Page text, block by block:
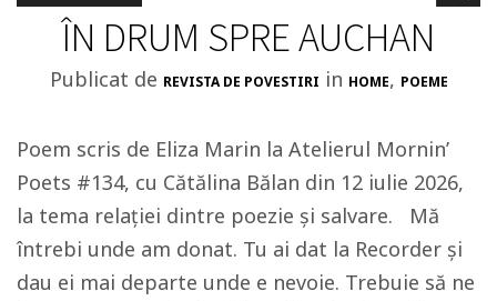
ÎN DRUM SPRE AUCHAN
Publicat de REVISTA DE POVESTIRI in HOME, POEME
Poem scris de Eliza Marin la Atelierul Mornin’
Poets #134, cu Cătălina Bălan din 12 iulie 2026,
la tema relației dintre poezie și salvare. Mă
întrebi unde am donat. Tu ai dat la Recorder și
dau ei mai departe unde e nevoie. Trebuie să ne